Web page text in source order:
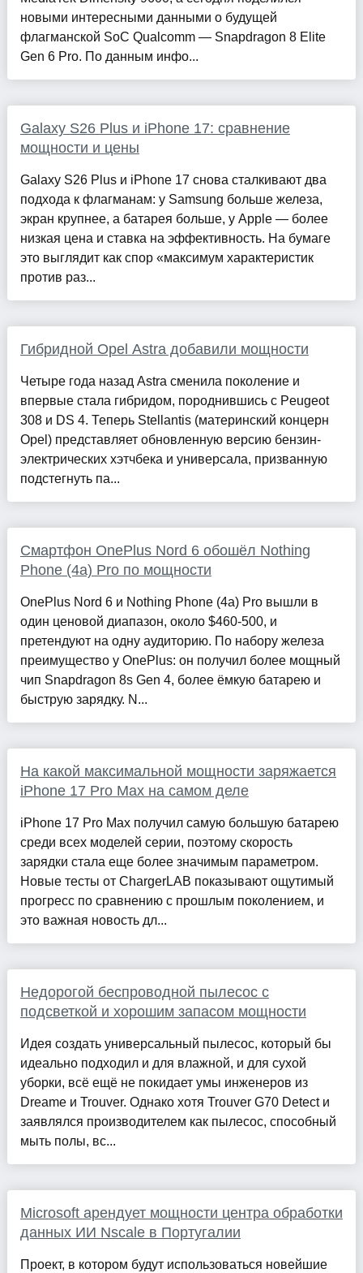
новыми интересными данными о будущей
флагманской SoC Qualcomm — Snapdragon 8 Elite
Gen 6 Pro. По данным инфо...
Galaxy S26 Plus и iPhone 17: сравнение
мощности и цены
Galaxy S26 Plus и iPhone 17 снова сталкивают два
подхода к флагманам: у Samsung больше железа,
экран крупнее, а батарея больше, у Apple — более
низкая цена и ставка на эффективность. На бумаге
это выглядит как спор «максимум характеристик
против раз...
Гибридной Opel Astra добавили мощности
Четыре года назад Astra сменила поколение и
впервые стала гибридом, породнившись с Peugeot
308 и DS 4. Теперь Stellantis (материнский концерн
Opel) представляет обновленную версию бензин-
электрических хэтчбека и универсала, призванную
подстегнуть па...
Смартфон OnePlus Nord 6 обошёл Nothing
Phone (4a) Pro по мощности
OnePlus Nord 6 и Nothing Phone (4a) Pro вышли в
один ценовой диапазон, около $460-500, и
претендуют на одну аудиторию. По набору железа
преимущество у OnePlus: он получил более мощный
чип Snapdragon 8s Gen 4, более ёмкую батарею и
быструю зарядку. N...
На какой максимальной мощности заряжается
iPhone 17 Pro Max на самом деле
iPhone 17 Pro Max получил самую большую батарею
среди всех моделей серии, поэтому скорость
зарядки стала еще более значимым параметром.
Новые тесты от ChargerLAB показывают ощутимый
прогресс по сравнению с прошлым поколением, и
это важная новость дл...
Недорогой беспроводной пылесос с
подсветкой и хорошим запасом мощности
Идея создать универсальный пылесос, который бы
идеально подходил и для влажной, и для сухой
уборки, всё ещё не покидает умы инженеров из
Dreame и Trouver. Однако хотя Trouver G70 Detect и
заявлялся производителем как пылесос, способный
мыть полы, вс...
Microsoft арендует мощности центра обработки
данных ИИ Nscale в Португалии
Проект, в котором будут использоваться новейшие